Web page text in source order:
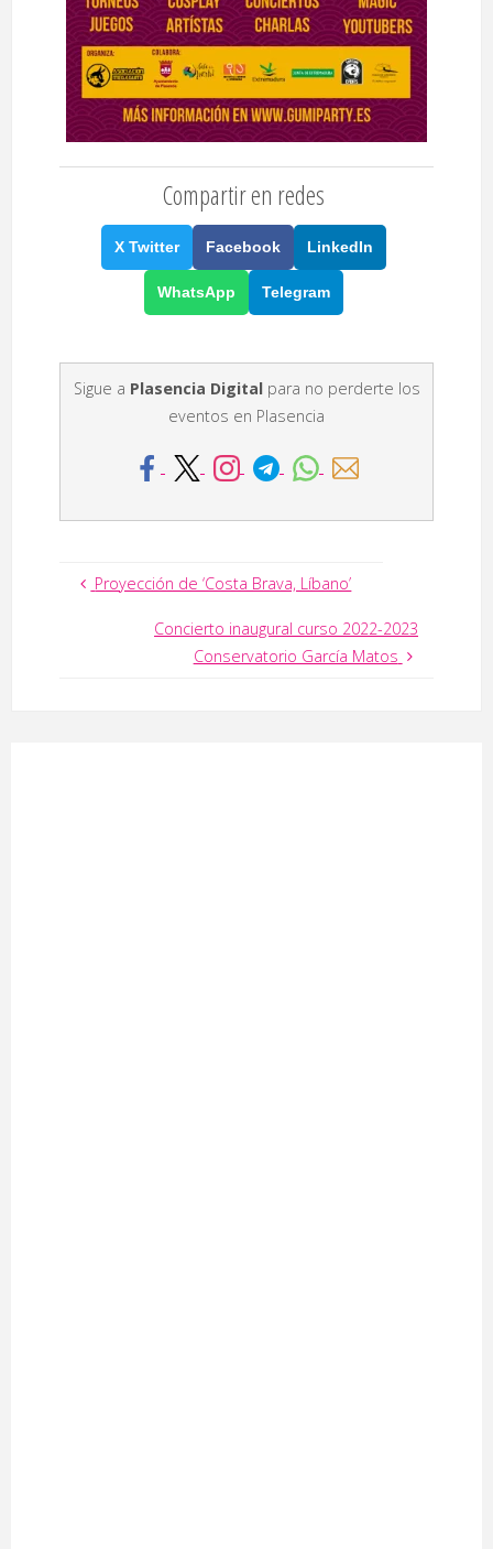
Compartir en redes
X Twitter Facebook LinkedIn
WhatsApp Telegram
Sigue a Plasencia Digitalpara no perderte los
eventos en Plasencia
Proyección de ‘Costa Brava, Líbano’
Concierto inaugural curso 2022-2023
Conservatorio García Matos